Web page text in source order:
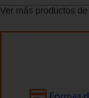
Ver más productos